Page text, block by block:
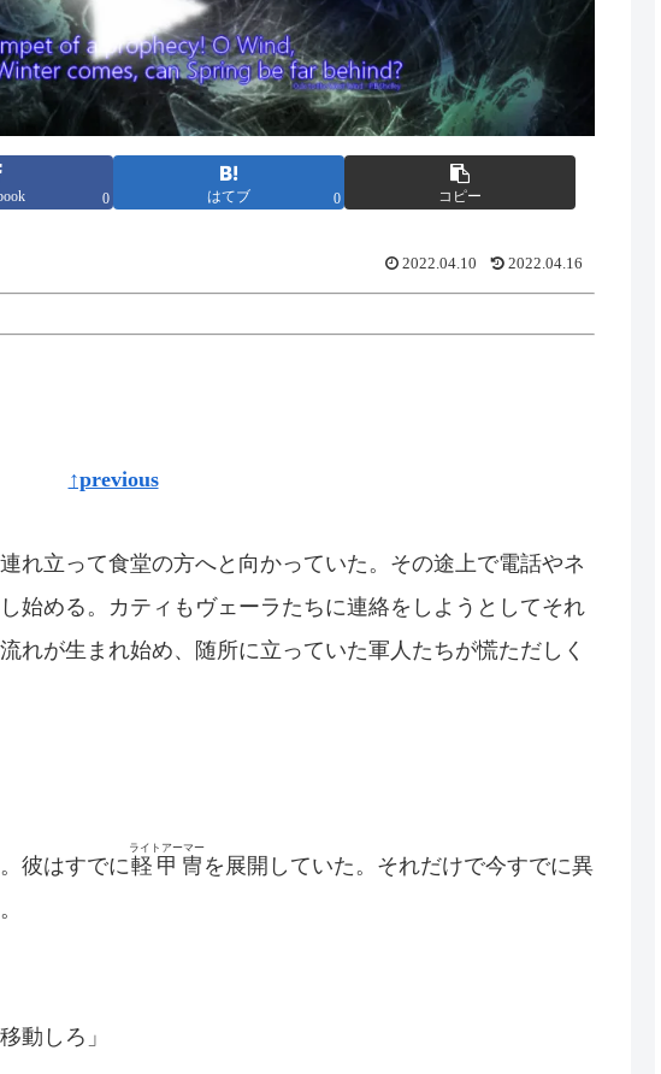
0 はてブ 0 コピー
2022.04.10 2022.04.16
↑previous
れ立って食堂の方へと向かっていた。その途上で電話やネ
始める。カティもヴェーラたちに連絡をしようとしてそれ
れが生まれ始め、随所に立っていた軍人たちが慌ただしく
彼はすでに軽甲冑
ライトアーマー
を展開していた。それだけで今すでに異
動しろ」